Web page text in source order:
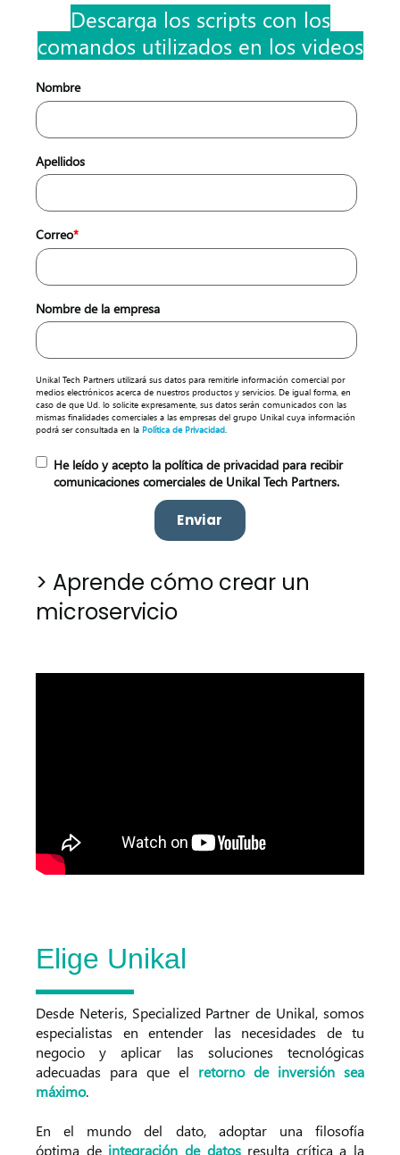
Descarga los scripts con los
comandos utilizados en los videos
Nombre
Apellidos
Correo*
Nombre de la empresa
Unikal Tech Partners utilizará sus datos para remitirle información comercial por
medios electrónicos acerca de nuestros productos y servicios. De igual forma, en
caso de que Ud. lo solicite expresamente, sus datos serán comunicados con las
mismas finalidades comerciales a las empresas del grupo Unikal cuya información
podrá ser consultada en la Política de Privacidad
He leído y acepto la política de privacidad para recibir
comunicaciones comerciales de Unikal Tech Partners.
> Aprende cómo crear un
microservicio
Elige Unikal
Desde Neteris, Specialized Partner de Unikal, somos
especialistas en entender las necesidades de tu
negocio y aplicar las soluciones tecnológicas
adecuadas para que el retorno de inversión sea
máximo.
En el mundo del dato, adoptar una filosofía
óptima de integración de datosresulta crítica a la